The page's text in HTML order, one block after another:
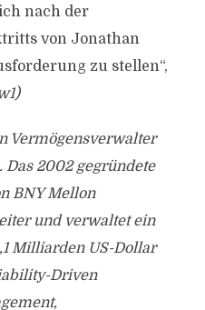
nach der
von Jonathan
zu stellen“,
Vermögensverwalter
2002 gegründete
BNY Mellon
und verwaltet ein
Milliarden US-Dollar
Driven